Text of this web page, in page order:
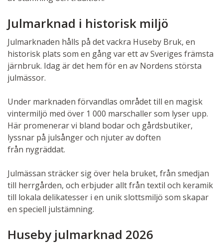
Julmarknad i historisk miljö
Julmarknaden hålls på det vackra Huseby Bruk, en
historisk plats som en gång var ett av Sveriges främsta
järnbruk. Idag är det hem för en av Nordens största
julmässor.
Under marknaden förvandlas området till en magisk
vintermiljö med över 1 000 marschaller som lyser upp.
Här promenerar vi bland bodar och gårdsbutiker,
lyssnar på julsånger och njuter av doften
från nygräddat.
Julmässan sträcker sig över hela bruket, från smedjan
till herrgården, och erbjuder allt från textil och keramik
till lokala delikatesser i en unik slottsmiljö som skapar
en speciell julstämning.
Huseby julmarknad 2026